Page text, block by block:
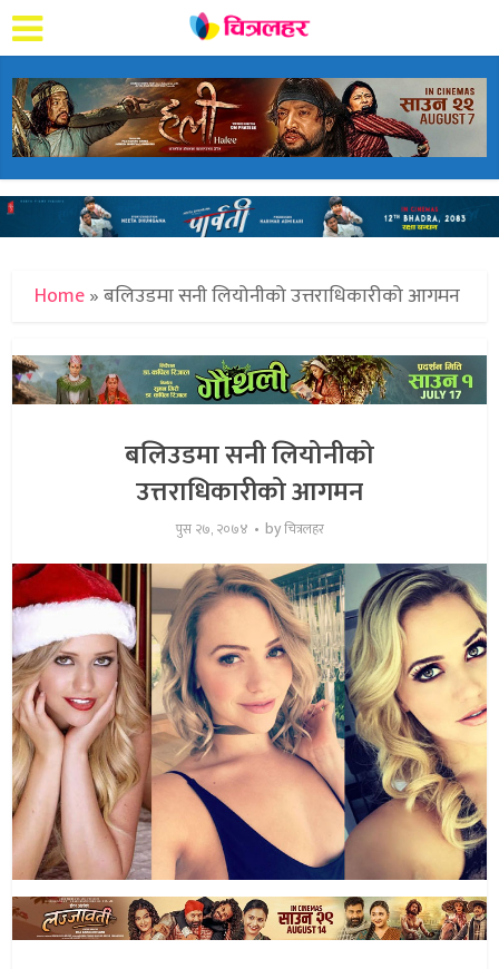
Home»बलिउडमा सनी लियोनीको उत्तराधिकारीको आगमन
बलिउडमा सनी लियोनीको
उत्तराधिकारीको आगमन
पुस २७, २०७४ byचित्रलहर